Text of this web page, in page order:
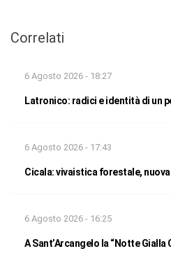
Correlati
6 Agosto 2026 - 18:27
Latronico: radici e identità di un
6 Agosto 2026 - 17:43
Cicala: vivaistica forestale,
6 Agosto 2026 - 16:25
A Sant’Arcangelo la “Notte Gialla